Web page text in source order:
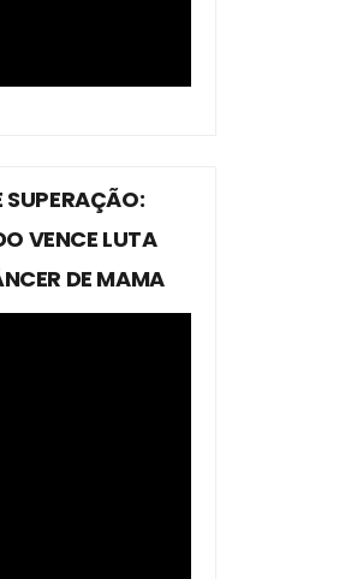
SUPERAÇÃO:
VENCE LUTA
DE MAMA